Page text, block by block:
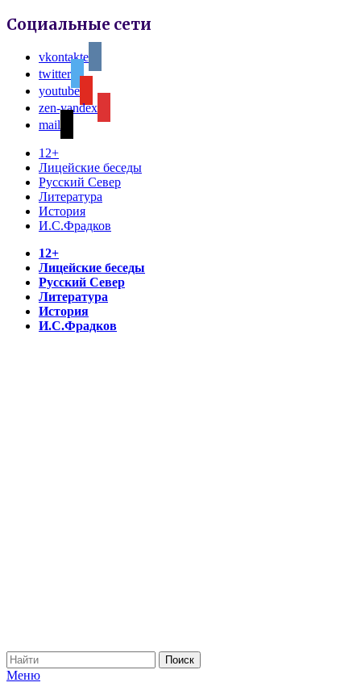
Социальные сети
vkontakte
twitter
youtube
zen-yandex
mail
12+
Лицейские беседы
Русский Север
Литература
История
И.С.Фрадков
12+
Лицейские беседы
Русский Север
Литература
История
И.С.Фрадков
Меню